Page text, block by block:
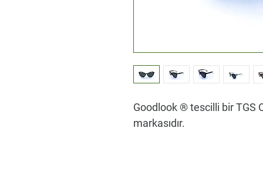
Goodlook ® tescilli bir TGS
markasıdır.